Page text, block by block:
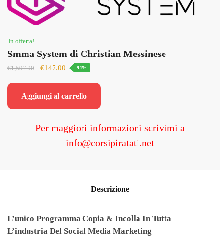
In offerta!
Smma System di Christian Messinese
€1,597.00
Il
era:
€147.00 Il
è:
-91%
Aggiungi al carrello
Per maggiori informazioni scrivimi a
info@corsipiratati.net
Descrizione
L’unico Programma Copia & Incolla In Tutta
L’industria Del Social Media Marketing